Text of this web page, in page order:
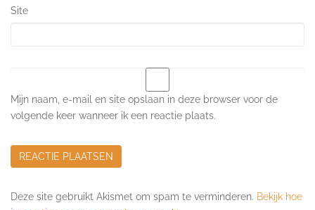
Site
Mijn naam, e-mail en site opslaan in deze browser voor de
volgende keer wanneer ik een reactie plaats.
Deze site gebruikt Akismet om spam te verminderen. Bekijk hoe